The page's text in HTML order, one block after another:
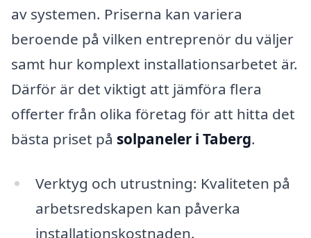
av systemen. Priserna kan variera
beroende på vilken entreprenör du väljer
samt hur komplext installationsarbetet är.
Därför är det viktigt att jämföra flera
offerter från olika företag för att hitta det
bästa priset på solpaneler i Taberg.
Verktyg och utrustning: Kvaliteten på
arbetsredskapen kan påverka
installationskostnaden.